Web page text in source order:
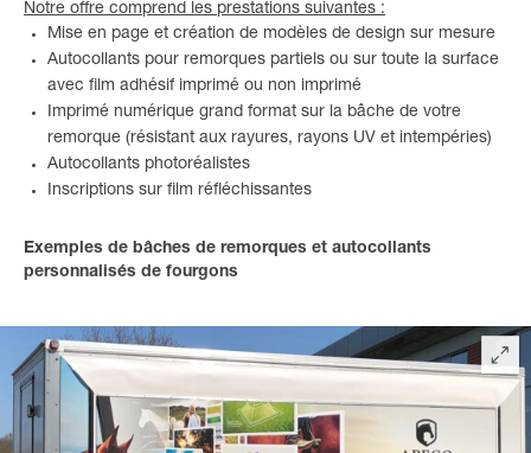
Notre offre comprend les prestations suivantes :
Mise en page et création de modèles de design sur mesure
Autocollants pour remorques partiels ou sur toute la surface
avec film adhésif imprimé ou non imprimé
Imprimé numérique grand format sur la bâche de votre
remorque (résistant aux rayures, rayons UV et intempéries)
Autocollants photoréalistes
Inscriptions sur film réfléchissantes
Exemples de bâches de remorques et autocollants
personnalisés de fourgons